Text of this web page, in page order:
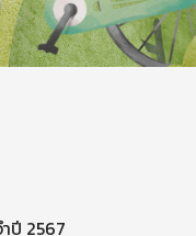
ปี 2567